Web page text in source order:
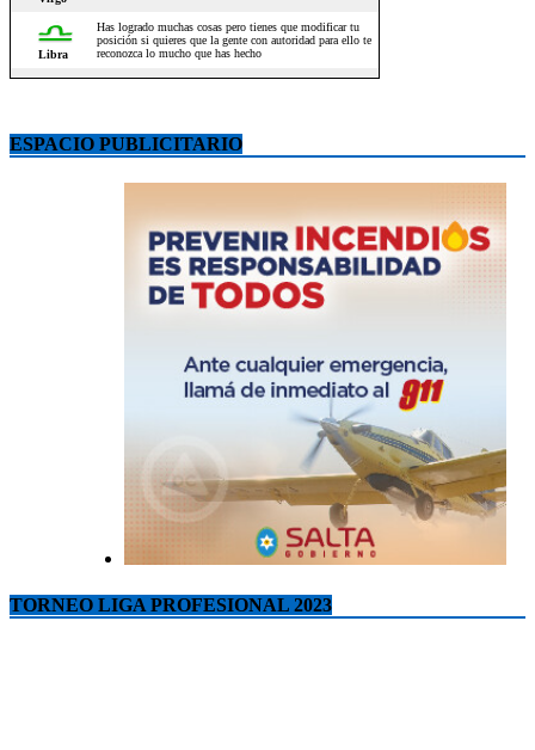
ESPACIO PUBLICITARIO
TORNEO LIGA PROFESIONAL 2023